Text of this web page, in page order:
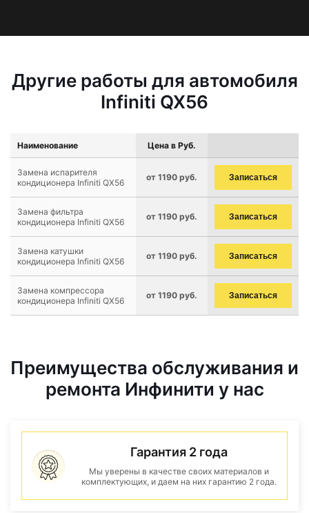
Другие работы для автомобиля
Infiniti QX56
Наименование Цена в Руб.
Замена испарителя
кондиционера Infiniti QX56
от 1190 руб. Записаться
Замена фильтра
кондиционера Infiniti QX56
от 1190 руб. Записаться
Замена катушки
кондиционера Infiniti QX56
от 1190 руб. Записаться
Замена компрессора
кондиционера Infiniti QX56
от 1190 руб. Записаться
Преимущества обслуживания и
ремонта Инфинити у нас
Гарантия 2 года
Мы уверены в качестве своих материалов и
комплектующих, и даем на них гарантию 2 года.